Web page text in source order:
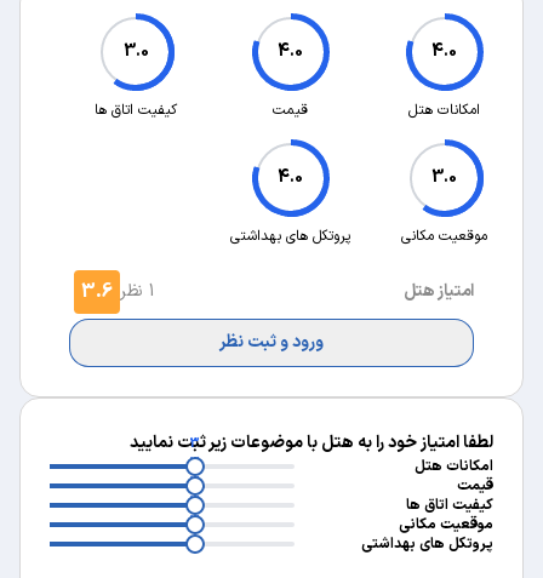
4.0
امکانات هتل
4.0
قیمت
3.0
کیفیت اتاق ها
3.0
موقعیت مکانی
4.0
پروتکل های بهداشتی
امتیاز هتل 1 نظر 3.6
ورود و ثبت نظر
لطفا امتیاز خود را به هتل با موضوعات زیر ثبت نمایید
امکانات هتل
3
قیمت
3
کیفیت اتاق ها
3
موقعیت مکانی
3
پروتکل های بهداشتی
3